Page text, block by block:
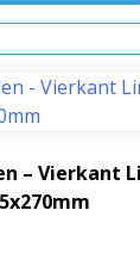
– Vierkant